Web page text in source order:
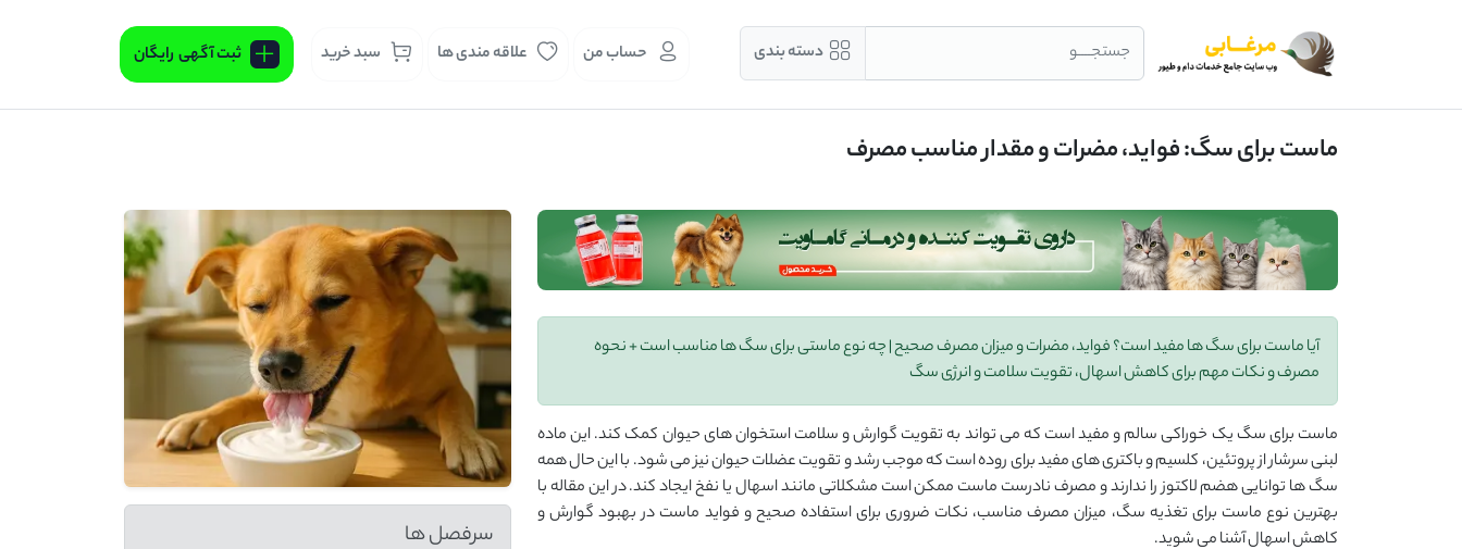
جستجــــو دسته بندی حساب من علاقه مندی ها سبد خرید ثبت آگهی رایگان
ماست برای سگ: فواید، مضرات و مقدار مناسب مصرف
آیا ماست برای سگ ها مفید است؟ فواید، مضرات و میزان مصرف صحیح | چه نوع ماستی برای سگ ها مناسب است + نحوه
مصرف و نکات مهم برای کاهش اسهال، تقویت سلامت و انرژی سگ
ماست برای سگ یک خوراکی‌ سالم و مفید است که می تواند به تقویت گوارش و سلامت استخوان های حیوان کمک کند. این ماده
لبنی سرشار از پروتئین، کلسیم و باکتری های مفید برای روده است که موجب رشد و تقویت عضلات حیوان نیز می شود. با این حال همه
سگ ها توانایی هضم لاکتوز را ندارند و مصرف نادرست ماست ممکن است مشکلاتی مانند اسهال یا نفخ ایجاد کند. در این مقاله با
بهترین نوع ماست برای تغذیه سگ، میزان مصرف مناسب، نکات ضروری برای استفاده صحیح و فواید ماست در بهبود گوارش و
کاهش اسهال آشنا می شوید.
سرفصل ها